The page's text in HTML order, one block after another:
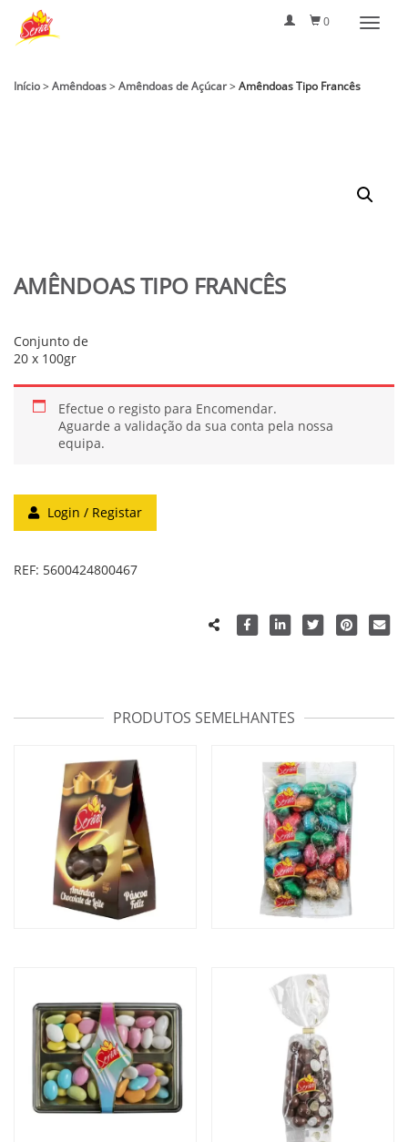
0
Início>Amêndoas>Amêndoas de Açúcar>Amêndoas Tipo Francês
AMÊNDOAS TIPO FRANCÊS
Conjunto de
20 x 100gr
Efectue o registo para Encomendar.
Aguarde a validação da sua conta pela nossa
equipa.
Login / Registar
REF: 5600424800467
PRODUTOS SEMELHANTES
CAIXA AMÊNDOA
CHOCOLATE DE LEITE
OVINHOS CHOCOLATE
COM RECHEIO